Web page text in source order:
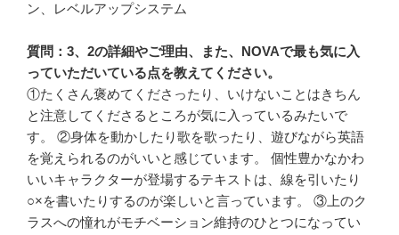
ン、レベルアップシステム
質問：3、2の詳細やご理由、また、NOVAで最も気に入
っていただいている点を教えてください。
①たくさん褒めてくださったり、いけないことはきちん
と注意してくださるところが気に入っているみたいで
す。 ②身体を動かしたり歌を歌ったり、遊びながら英語
を覚えられるのがいいと感じています。 個性豊かなかわ
いいキャラクターが登場するテキストは、線を引いたり
○×を書いたりするのが楽しいと言っています。 ③上のク
ラスへの憧れがモチベーション維持のひとつになってい